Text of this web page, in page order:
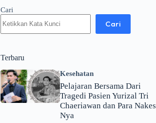
Cari
Cari
Terbaru
Kesehatan
Pelajaran Bersama Dari
Tragedi Pasien Yurizal Tri
Chaeriawan dan Para Nakes
Nya